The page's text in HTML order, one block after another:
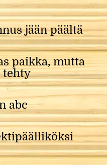
jään päältä
paikka, mutta
tehty
abc